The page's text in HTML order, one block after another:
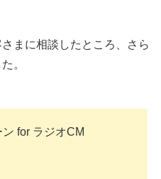
まに相談したところ、さら
。
for ラジオCM